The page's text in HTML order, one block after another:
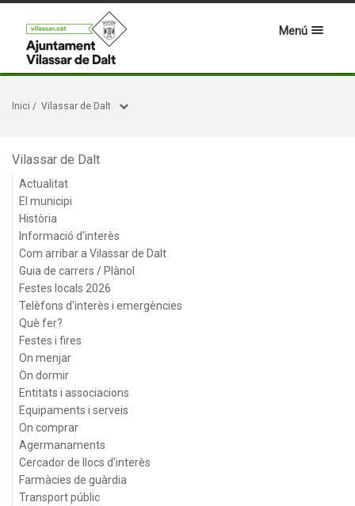
Menú
Inici / Vilassar de Dalt
Vilassar de Dalt
Actualitat
El municipi
Història
Informació d'interès
Com arribar a Vilassar de Dalt
Guia de carrers / Plànol
Festes locals 2026
Telèfons d'interès i emergències
Què fer?
Festes i fires
On menjar
On dormir
Entitats i associacions
Equipaments i serveis
On comprar
Agermanaments
Cercador de llocs d'interès
Farmàcies de guàrdia
Transport públic